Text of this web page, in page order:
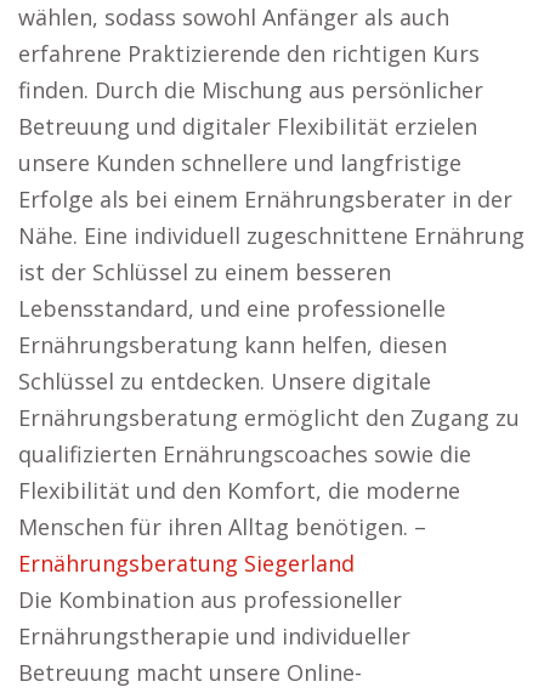
wählen, sodass sowohl Anfänger als auch
erfahrene Praktizierende den richtigen Kurs
finden. Durch die Mischung aus persönlicher
Betreuung und digitaler Flexibilität erzielen
unsere Kunden schnellere und langfristige
Erfolge als bei einem Ernährungsberater in der
Nähe. Eine individuell zugeschnittene Ernährung
ist der Schlüssel zu einem besseren
Lebensstandard, und eine professionelle
Ernährungsberatung kann helfen, diesen
Schlüssel zu entdecken. Unsere digitale
Ernährungsberatung ermöglicht den Zugang zu
qualifizierten Ernährungscoaches sowie die
Flexibilität und den Komfort, die moderne
Menschen für ihren Alltag benötigen. –
Ernährungsberatung Siegerland
Die Kombination aus professioneller
Ernährungstherapie und individueller
Betreuung macht unsere Online-